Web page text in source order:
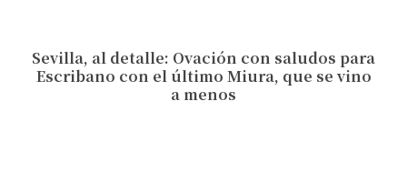
Sevilla, al detalle: Ovación con saludos para
Escribano con el último Miura, que se vino
a menos